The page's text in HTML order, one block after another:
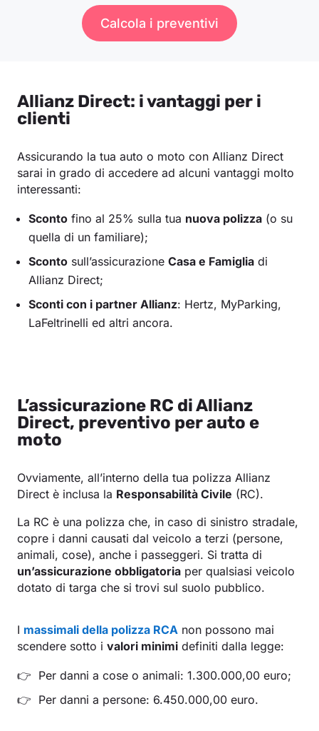
Calcola i preventivi
Allianz Direct: i vantaggi per i
clienti
Assicurando la tua auto o moto con Allianz Direct
sarai in grado di accedere ad alcuni vantaggi molto
interessanti:
Sconto fino al 25% sulla tua nuova polizza (o su
quella di un familiare);
Sconto sull’assicurazione Casa e Famiglia di
Allianz Direct;
Sconti con i partner Allianz: Hertz, MyParking,
LaFeltrinelli ed altri ancora.
L’assicurazione RC di Allianz
Direct, preventivo per auto e
moto
Ovviamente, all’interno della tua polizza Allianz
Direct è inclusa la Responsabilità Civile (RC).
La RC è una polizza che, in caso di sinistro stradale,
copre i danni causati dal veicolo a terzi (persone,
animali, cose), anche i passeggeri. Si tratta di
un’assicurazione obbligatoria per qualsiasi veicolo
dotato di targa che si trovi sul suolo pubblico.
I massimali della polizza RCA non possono mai
scendere sotto i valori minimi definiti dalla legge:
Per danni a cose o animali: 1.300.000,00 euro;
Per danni a persone: 6.450.000,00 euro.